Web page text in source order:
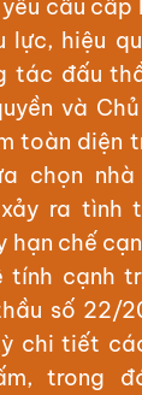
cầu
lực, hiệu
tác đấu
và
toàn diện
chọn
ra tình
hạn chế
tính cạnh
số 22/
chi tiết
trong